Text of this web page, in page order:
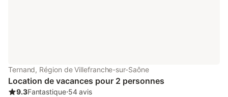
Ternand, Région de Villefranche-sur-Saône
Location de vacances pour 2 personnes
9.3Fantastique⋅54 avis